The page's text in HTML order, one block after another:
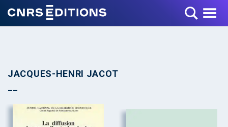
Toggle Menu
JACQUES-HENRI JACOT